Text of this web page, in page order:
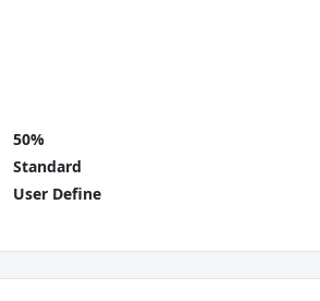
50%
Standard
User Define